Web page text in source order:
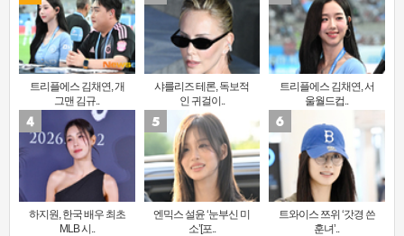
트리플에스 김채연, 개
그맨 김규..
샤를리즈 테론, 독보적
인 귀걸이..
트리플에스 김채연, 서
울월드컵..
하지원, 한국 배우 최초
MLB 시..
엔믹스 설윤 ‘눈부신 미
소’[포..
트와이스 쯔위 ‘갓경 쓴
훈녀’..